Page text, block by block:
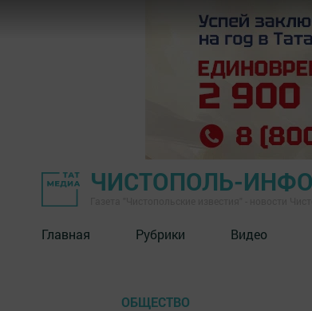
ЧИСТОПОЛЬ-
Главная Рубрики Видео
ОБЩЕСТВО